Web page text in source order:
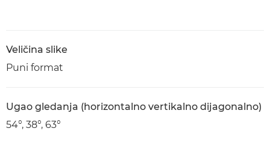
Veličina slike
Puni format
Ugao gledanja (horizontalno vertikalno dijagonalno)
54°, 38°, 63°